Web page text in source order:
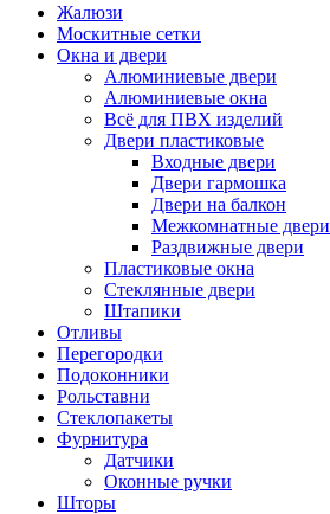
Жалюзи
Москитные сетки
Окна и двери
Алюминиевые двери
Алюминиевые окна
Всё для ПВХ изделий
Двери пластиковые
Входные двери
Двери гармошка
Двери на балкон
Межкомнатные двери
Раздвижные двери
Пластиковые окна
Стеклянные двери
Штапики
Отливы
Перегородки
Подоконники
Рольставни
Стеклопакеты
Фурнитура
Датчики
Оконные ручки
Шторы